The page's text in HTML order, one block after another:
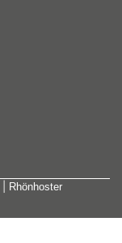
Rhönhoster